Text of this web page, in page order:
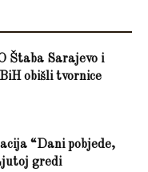
Štaba Sarajevo i
obišli tvornice
“Dani pobjede,
gredi